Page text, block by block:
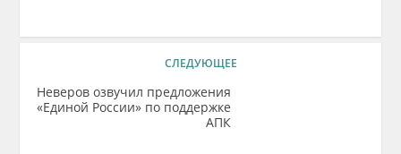
СЛЕДУЮЩЕЕ
Неверов озвучил предложения
«Единой России» по поддержке
АПК